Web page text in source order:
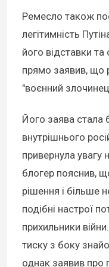
Ремесло також
легітимність
його відставки
прямо заявив, що
"воєнний
Його заява
внутрішнього
привернула увагу
блогер пояснив,
рішення і більше
подібні настрої
прихильники
тиску з боку
однак заявив про